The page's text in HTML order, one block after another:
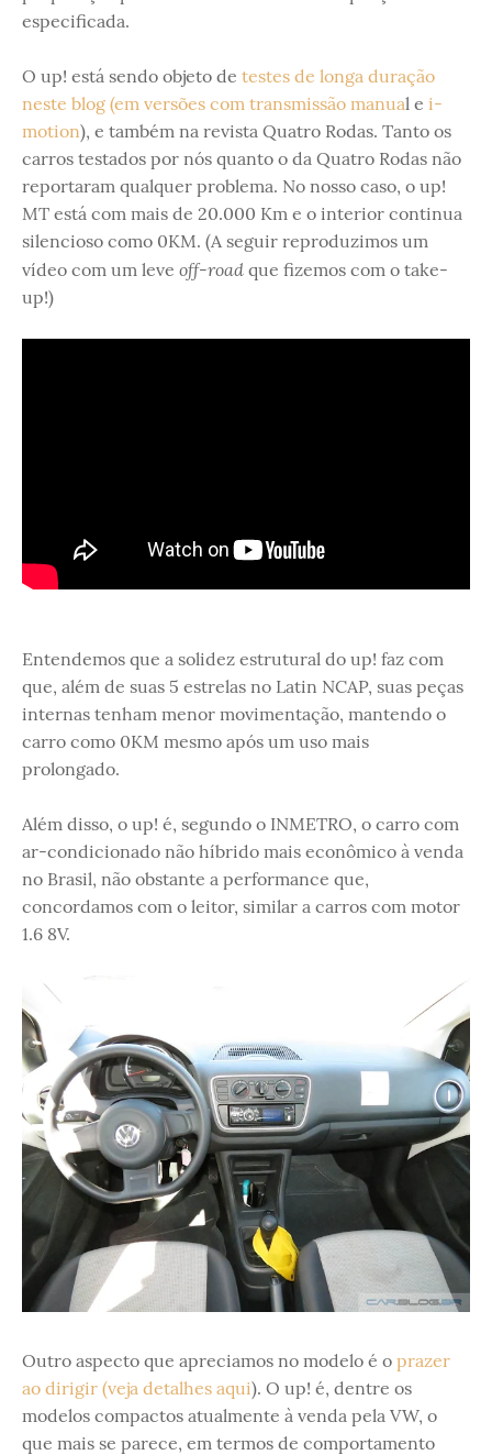
especificada.
O up! está sendo objeto de testes de longa duração
neste blog (em versões com transmissão manual e i-
motion), e também na revista Quatro Rodas. Tanto os
carros testados por nós quanto o da Quatro Rodas não
reportaram qualquer problema. No nosso caso, o up!
MT está com mais de 20.000 Km e o interior continua
silencioso como 0KM. (A seguir reproduzimos um
vídeo com um leve off-road que fizemos com o take-
up!)
Entendemos que a solidez estrutural do up! faz com
que, além de suas 5 estrelas no Latin NCAP, suas peças
internas tenham menor movimentação, mantendo o
carro como 0KM mesmo após um uso mais
prolongado.
Além disso, o up! é, segundo o INMETRO, o carro com
ar-condicionado não híbrido mais econômico à venda
no Brasil, não obstante a performance que,
concordamos com o leitor, similar a carros com motor
1.6 8V.
Outro aspecto que apreciamos no modelo é o prazer
ao dirigir (veja detalhes aqui). O up! é, dentre os
modelos compactos atualmente à venda pela VW, o
que mais se parece, em termos de comportamento